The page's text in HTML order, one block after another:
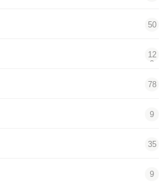
50
12
2
78
9
35
9